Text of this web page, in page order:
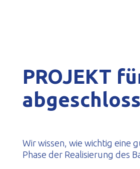
PROJEKT
Wir wissen, wie wichtig eine
Phase der Realisierung des